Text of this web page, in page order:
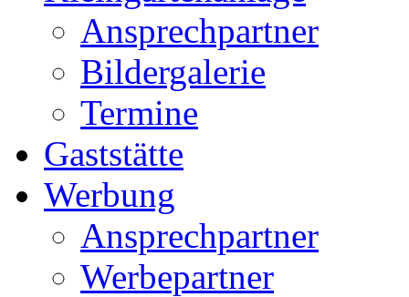
Ansprechpartner
Bildergalerie
Termine
Gaststätte
Werbung
Ansprechpartner
Werbepartner